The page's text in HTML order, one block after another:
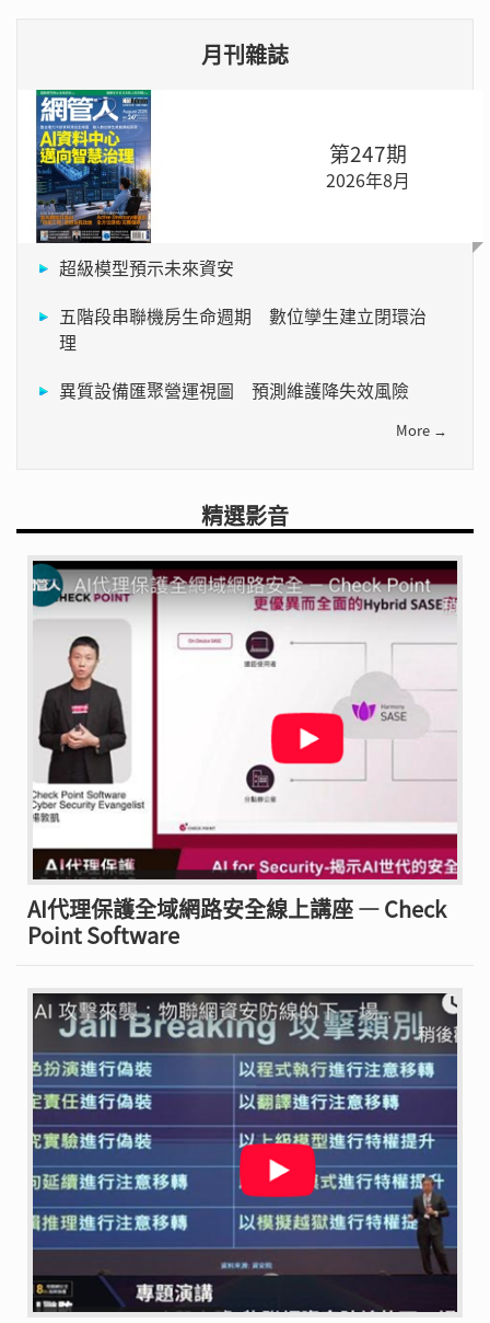
月刊雜誌
第247期
2026年8月
超級模型預示未來資安
五階段串聯機房生命週期 數位孿生建立閉環治
理
異質設備匯聚營運視圖 預測維護降失效風險
More →
精選影音
AI代理保護全域網路安全線上講座 — Check
Point Software